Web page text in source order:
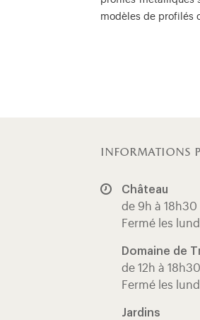
modèles de profilés
informations
Château
de 9h à 18h30
Fermé les
Domaine de
de 12h à 18h30
Fermé les
Jardins